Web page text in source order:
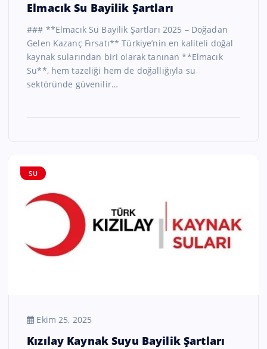
Elmacık Su Bayilik Şartları
### **Elmacık Su Bayilik Şartları 2025 – Doğadan
Gelen Kazanç Fırsatı** Türkiye’nin en kaliteli doğal
kaynak sularından biri olarak tanınan **Elmacık
Su**, hem tazeliği hem de doğallığıyla su
sektöründe güvenilir…
SU
Ekim 25, 2025
Kızılay Kaynak Suyu Bayilik Şartları